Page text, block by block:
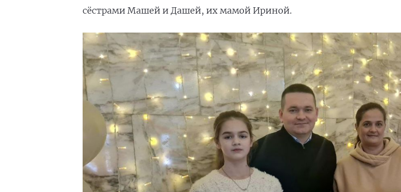
сёстрами Машей и Дашей, их мамой Ириной.